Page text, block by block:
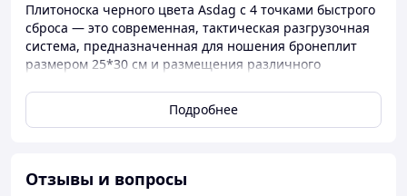
Плитоноска черного цвета Asdag с 4 точками быстрого
сброса — это современная, тактическая разгрузочная
система, предназначенная для ношения бронеплит
размером 25*30 см и размещения различного
Тактическая плитоноска обеспечивает надежную
защиту жизненно важных органов, сохраняя при этом
Изготовленная из прочного материала Cordura-1000D,
плитоноска отличается высокой устойчивостью к
Подробнее
Отзывы и вопросы